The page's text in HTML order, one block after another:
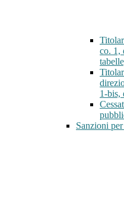
co. 1,
1-bis,
Sanzioni